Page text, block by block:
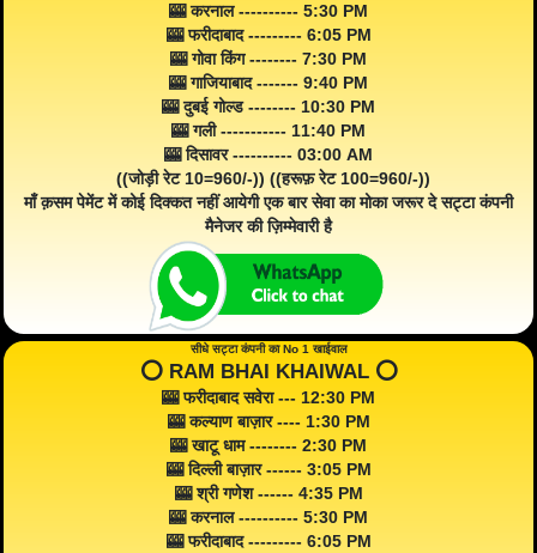
🎰 करनाल ---------- 5:30 PM
🎰 फरीदाबाद --------- 6:05 PM
🎰 गोवा किंग -------- 7:30 PM
🎰 गाजियाबाद ------- 9:40 PM
🎰 दुबई गोल्ड -------- 10:30 PM
🎰 गली ----------- 11:40 PM
🎰 दिसावर ---------- 03:00 AM
((जोड़ी रेट 10=960/-)) ((हरूफ़ रेट 100=960/-))
माँ क़सम पेमेंट में कोई दिक्कत नहीं आयेगी एक बार सेवा का मोका जरूर दे सट्टा कंपनी
मैनेजर की ज़िम्मेवारी है
सीधे सट्टा कंपनी का No 1 खाईवाल
⭕️ RAM BHAI KHAIWAL ⭕️
🎰 फरीदाबाद सवेरा --- 12:30 PM
🎰 कल्याण बाज़ार ---- 1:30 PM
🎰 खाटू धाम -------- 2:30 PM
🎰 दिल्ली बाज़ार ------ 3:05 PM
🎰 श्री गणेश ------ 4:35 PM
🎰 करनाल ---------- 5:30 PM
🎰 फरीदाबाद --------- 6:05 PM